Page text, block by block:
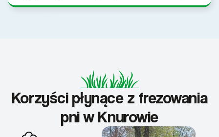
Korzyści płynące z frezowania
pni w Knurowie